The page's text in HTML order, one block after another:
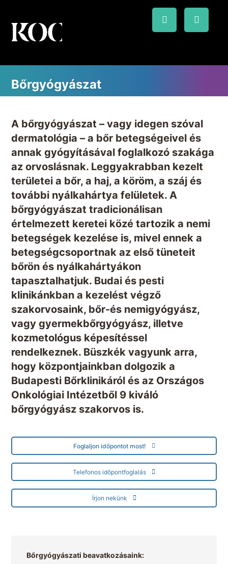
Bőrgyógyászat
A bőrgyógyászat – vagy idegen szóval
dermatológia – a bőr betegségeivel és
annak gyógyításával foglalkozó szakága
az orvoslásnak. Leggyakrabban kezelt
területei a bőr, a haj, a köröm, a száj és
további nyálkahártya felületek. A
bőrgyógyászat tradicionálisan
értelmezett keretei közé tartozik a nemi
betegségek kezelése is, mivel ennek a
betegségcsoportnak az első tüneteit
bőrön és nyálkahártyákon
tapasztalhatjuk. Budai és pesti
klinikánkban a kezelést végző
szakorvosaink, bőr-és nemigyógyász,
vagy gyermekbőrgyógyász, illetve
kozmetológus képesítéssel
rendelkeznek. Büszkék vagyunk arra,
hogy központjainkban dolgozik a
Budapesti Bőrklinikáról és az Országos
Onkológiai Intézetből 9 kiváló
bőrgyógyász szakorvos is.
Foglaljon időpontot most!
Telefonos időpontfoglalás
Írjon nekünk
Bőrgyógyászati beavatkozásaink: